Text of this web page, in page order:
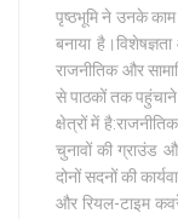
पृष्ठभूमि ने उनके
बनाया
राजनीतिक और
से पाठकों तक पहुंचाने
क्षेत्रों में
चुनावों की ग्राउंड
दोनों सदनों की
और रियल-टाइम